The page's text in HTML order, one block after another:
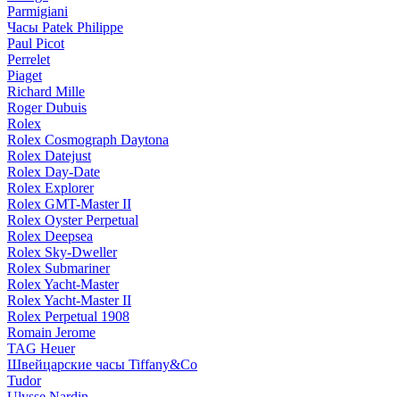
Parmigiani
Часы Patek Philippe
Paul Picot
Perrelet
Piaget
Richard Mille
Roger Dubuis
Rolex
Rolex Cosmograph Daytona
Rolex Datejust
Rolex Day-Date
Rolex Explorer
Rolex GMT-Master II
Rolex Oyster Perpetual
Rolex Deepsea
Rolex Sky-Dweller
Rolex Submariner
Rolex Yacht-Master
Rolex Yacht-Master II
Rolex Perpetual 1908
Romain Jerome
TAG Heuer
Швейцарские часы Tiffany&Co
Tudor